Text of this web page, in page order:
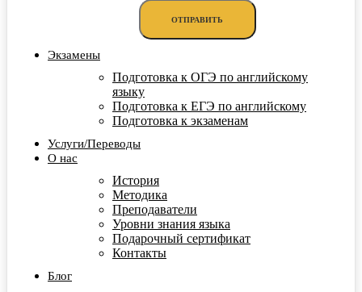
Экзамены
Подготовка к ОГЭ по английскому
языку
Подготовка к ЕГЭ по английскому
Подготовка к экзаменам
Услуги/Переводы
О нас
История
Методика
Преподаватели
Уровни знания языка
Подарочный сертификат
Контакты
Блог